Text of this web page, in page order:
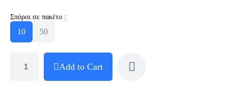
Σπόροι σε πακέτο :
10 50
Add to Cart